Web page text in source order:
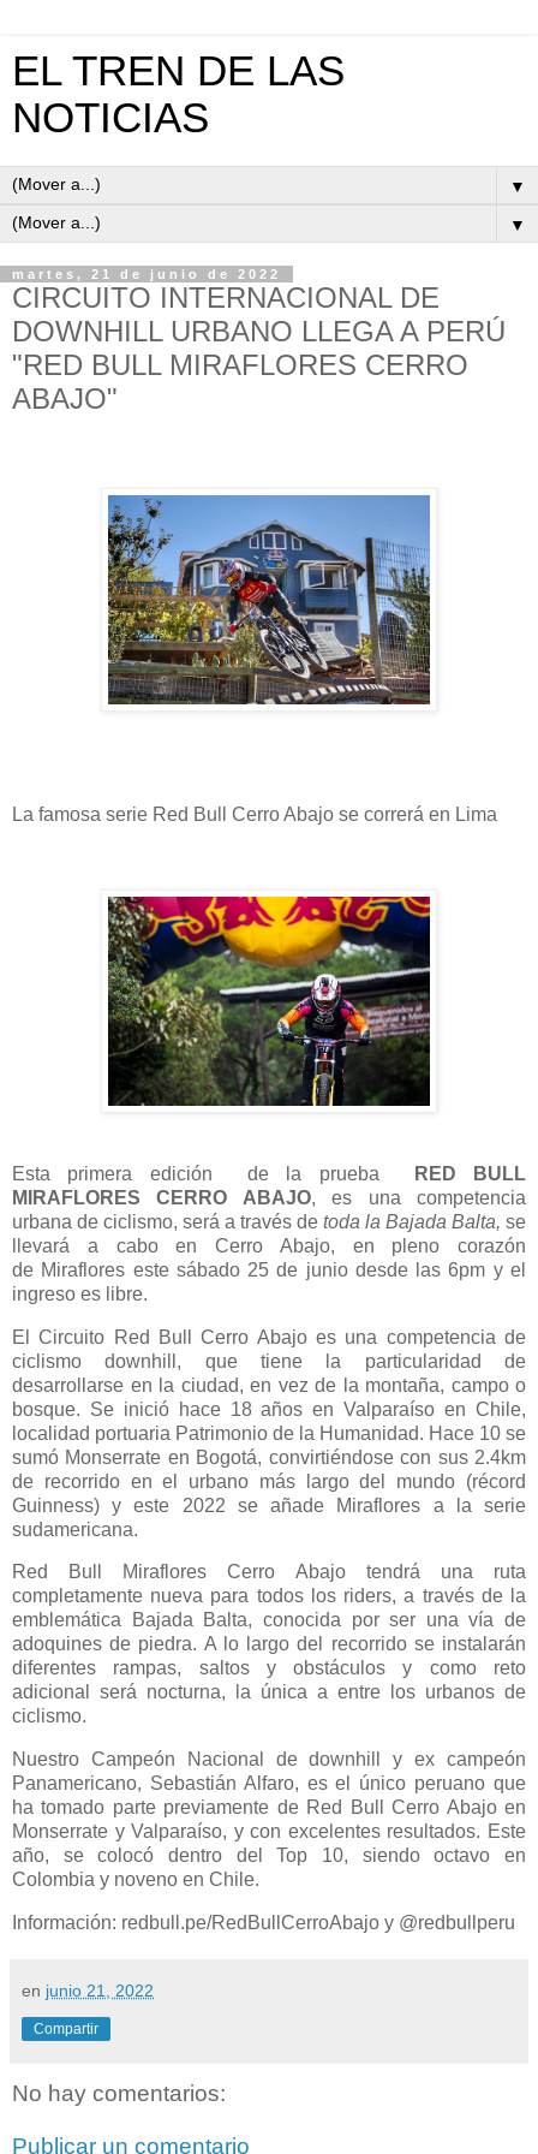
EL TREN DE LAS
NOTICIAS
▼
▼
martes, 21 de junio de 2022
CIRCUITO INTERNACIONAL DE
DOWNHILL URBANO LLEGA A PERÚ
"RED BULL MIRAFLORES CERRO
ABAJO"
La famosa serie Red Bull Cerro Abajo se correrá en Lima
Esta primera edición de la prueba
RED BULL
MIRAFLORES CERRO ABAJO, es una competencia
urbana de ciclismo, será a través de toda la Bajada Balta, se
llevará a cabo en Cerro Abajo, en pleno corazón
de Miraflores este sábado 25 de junio desde las 6pm y el
ingreso es libre.
El Circuito Red Bull Cerro Abajo es una competencia de
ciclismo downhill, que tiene la particularidad de
desarrollarse en la ciudad, en vez de la montaña, campo o
bosque. Se inició hace 18 años en Valparaíso en Chile,
localidad portuaria Patrimonio de la Humanidad. Hace 10 se
sumó Monserrate en Bogotá, convirtiéndose con sus 2.4km
de recorrido en el urbano más
largo del mundo (récord
Guinness) y este 2022 se añade Miraflores a la serie
sudamericana.
Red Bull Miraflores Cerro Abajo tendrá una ruta
completamente nueva para todos los riders, a través de la
emblemática Bajada Balta, conocida por ser una vía de
adoquines de piedra. A lo largo del recorrido se instalarán
diferentes rampas, saltos y obstáculos y como reto
adicional será nocturna, la única a entre los urbanos de
ciclismo.
Nuestro Campeón Nacional de downhill y ex campeón
Panamericano, Sebastián Alfaro, es el único peruano que
ha tomado parte previamente de Red Bull Cerro Abajo en
Monserrate yValparaíso, y con excelentes resultados. Este
año, se colocó dentro del Top 10, siendo octavo en
Colombia y noveno en Chile.
Información: redbull.pe/RedBullCerroAbajo y @redbullperu
en junio 21, 2022
Compartir
No hay comentarios:
Publicar un comentario